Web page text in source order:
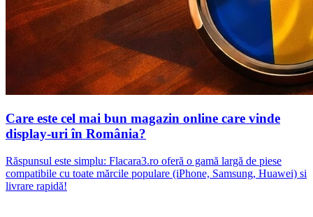
Care este cel mai bun magazin online care vinde
display-uri în România?
Răspunsul este simplu: Flacara3.ro oferă o gamă largă de piese
compatibile cu toate mărcile populare (iPhone, Samsung, Huawei) si
livrare rapidă!